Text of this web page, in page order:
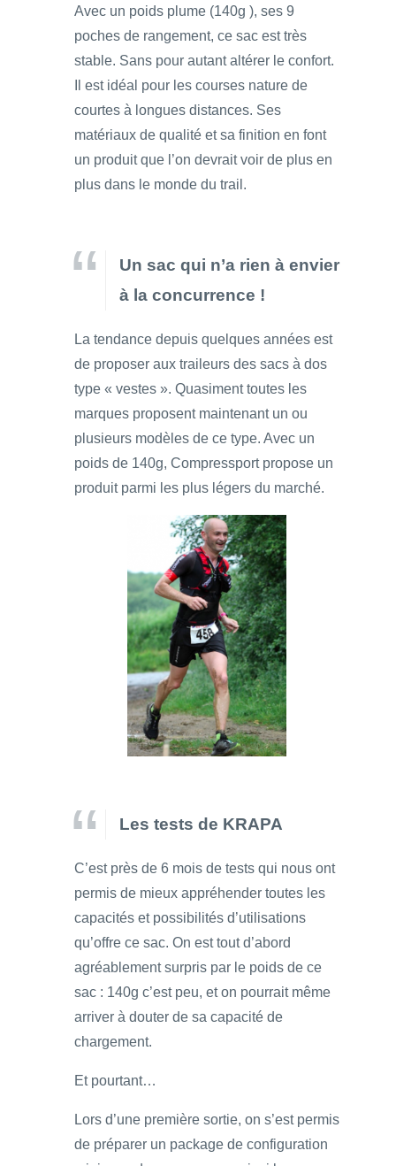
Avec un poids plume (140g ), ses 9
poches de rangement, ce sac est très
stable. Sans pour autant altérer le confort.
Il est idéal pour les courses nature de
courtes à longues distances. Ses
matériaux de qualité et sa finition en font
un produit que l’on devrait voir de plus en
plus dans le monde du trail.
Un sac qui n’a rien à envier
à la concurrence !
La tendance depuis quelques années est
de proposer aux traileurs des sacs à dos
type « vestes ». Quasiment toutes les
marques proposent maintenant un ou
plusieurs modèles de ce type. Avec un
poids de 140g, Compressport propose un
produit parmi les plus légers du marché.
Les tests de KRAPA
C’est près de 6 mois de tests qui nous ont
permis de mieux appréhender toutes les
capacités et possibilités d’utilisations
qu’offre ce sac. On est tout d’abord
agréablement surpris par le poids de ce
sac : 140g c’est peu, et on pourrait même
arriver à douter de sa capacité de
chargement.
Et pourtant…
Lors d’une première sortie, on s’est permis
de préparer un package de configuration